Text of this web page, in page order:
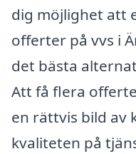
dig möjlighet att
offerter på vvs i
det bästa
Att få flera
en rättvis bild av
kvaliteten på